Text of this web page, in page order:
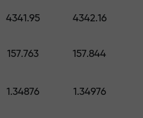
4341.95 4342.16
157.763 157.844
1.34876 1.34976